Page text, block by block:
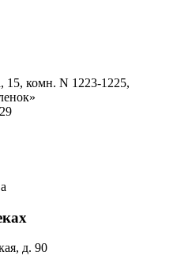
15, комн. N 1223-1225,
д. 90